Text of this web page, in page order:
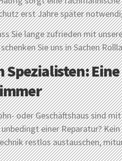
erst Jahre später
Sie lange zufrieden mit
Sie uns in Sachen
Spezialisten:
oder Geschäftshaus sind
einer Reparatur?
restlos austauschen,